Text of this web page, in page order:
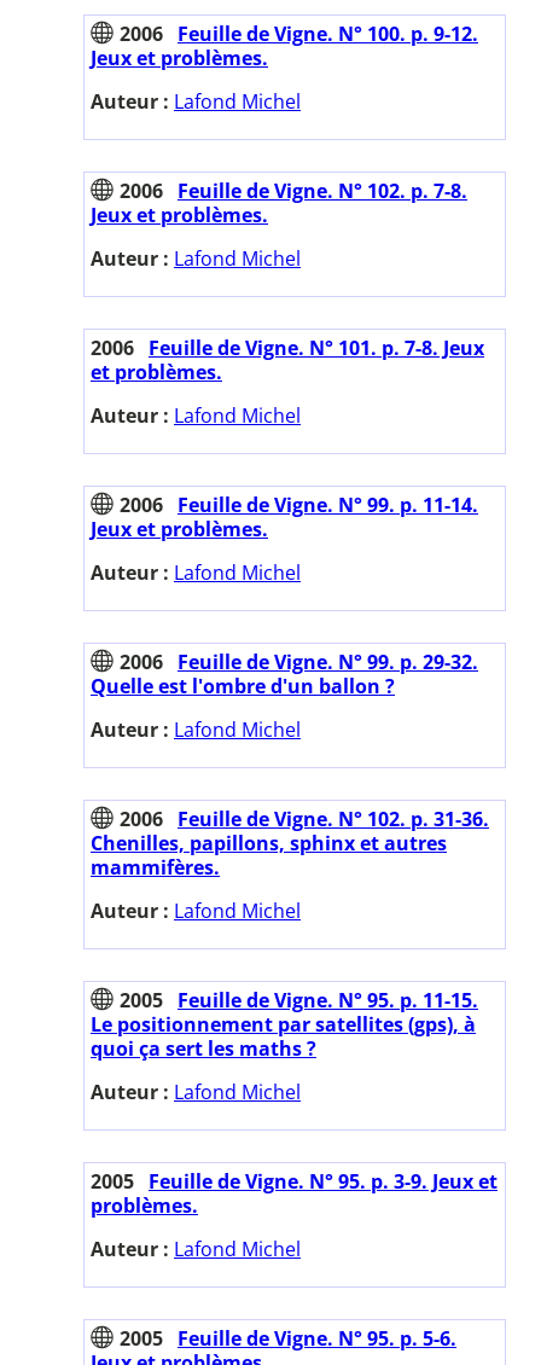
2006 Feuille de Vigne. N° 100. p. 9-12.
Jeux et problèmes.
Auteur : Lafond Michel
2006 Feuille de Vigne. N° 102. p. 7-8.
Jeux et problèmes.
Auteur : Lafond Michel
2006 Feuille de Vigne. N° 101. p. 7-8. Jeux
et problèmes.
Auteur : Lafond Michel
2006 Feuille de Vigne. N° 99. p. 11-14.
Jeux et problèmes.
Auteur : Lafond Michel
2006 Feuille de Vigne. N° 99. p. 29-32.
Quelle est l'ombre d'un ballon ?
Auteur : Lafond Michel
2006 Feuille de Vigne. N° 102. p. 31-36.
Chenilles, papillons, sphinx et autres
mammifères.
Auteur : Lafond Michel
2005 Feuille de Vigne. N° 95. p. 11-15.
Le positionnement par satellites (gps), à
quoi ça sert les maths ?
Auteur : Lafond Michel
2005 Feuille de Vigne. N° 95. p. 3-9. Jeux et
problèmes.
Auteur : Lafond Michel
2005 Feuille de Vigne. N° 95. p. 5-6.